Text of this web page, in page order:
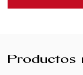
Productos